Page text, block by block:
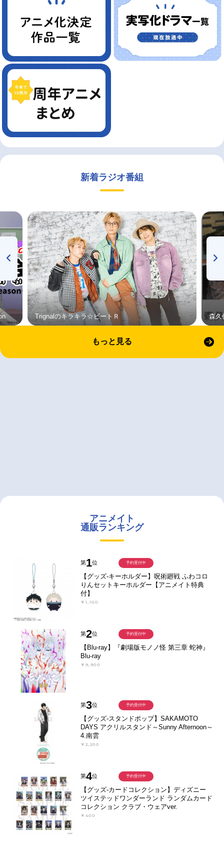
新着ラジオ番組
Trignalのキラキラ☆ビートＲ 森久
もっと見る
アニメイト
通販ランキング
第1位
【グッズ-キーホルダー】呪術廻戦 ふわコロ
りんセットキーホルダー【アニメイト特典
付】
￥1,100
予約受付中
第2位
【Blu-ray】『劇場版モノノ怪 第三章 蛇神』
Blu-ray
￥9,900
予約受付中
第3位
【グッズ-スタンドポップ】SAKAMOTO
DAYS アクリルスタンド～Sunny Afternoon～
4.南雲
￥2,200
予約受付中
第4位
【グッズ-カードコレクション】ディズニー
ツイステッドワンダーランド ランダムカード
コレクション クラブ・ウェアver.
￥400
予約受付中